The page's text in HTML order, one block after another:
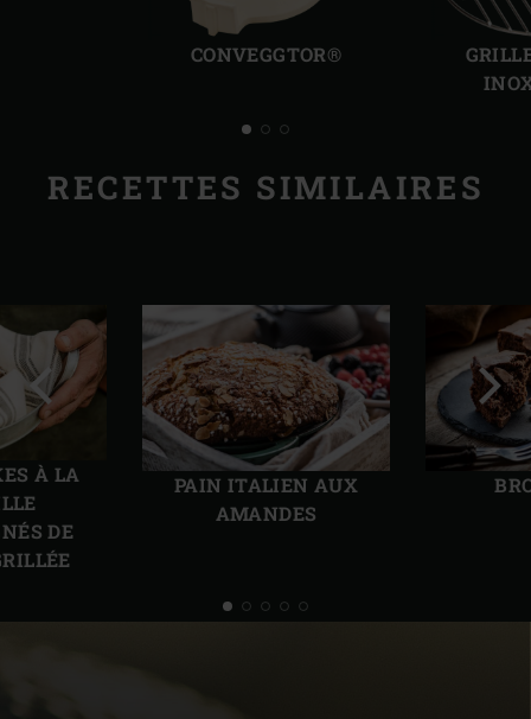
CONVEGGTOR®
RECETTES SIMILAIRES
À LA
DE
PAIN ITALIEN AUX
AMANDES
précédente